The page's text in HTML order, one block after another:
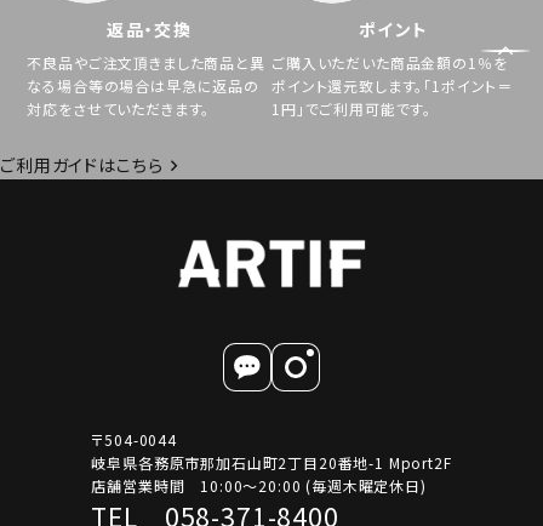
返品・交換
不良品やご注文頂きました商品と異
なる場合等の場合は早急に返品の
対応をさせていただきます。
ポイント
ご購入いただいた商品金額の1％を
ポイント還元致します。「1ポイント＝
1円」でご利用可能です。
ご利用ガイドはこちら
〒504-0044
岐阜県各務原市那加石山町2丁目20番地-1 Mport2F
店舗営業時間 10:00～20:00 (毎週木曜定休日)
TEL 058-371-8400